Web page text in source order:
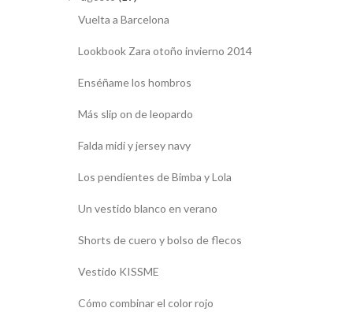
Vuelta a Barcelona
Lookbook Zara otoño invierno 2014
Enséñame los hombros
Más slip on de leopardo
Falda midi y jersey navy
Los pendientes de Bimba y Lola
Un vestido blanco en verano
Shorts de cuero y bolso de flecos
Vestido KISSME
Cómo combinar el color rojo